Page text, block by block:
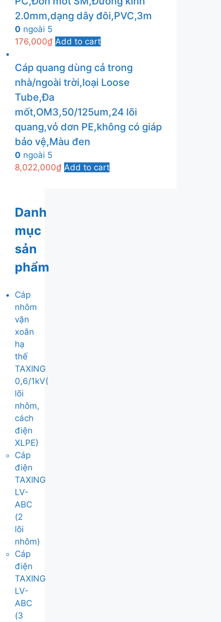
2.0mm,dạng dây đôi,PVC,3m
0 ngoài 5
176,000₫ Add to cart
Cáp quang dùng cả trong
nhà/ngoài trời,loại Loose
Tube,Đa
mốt,OM3,50/125um,24 lõi
quang,vỏ dơn PE,không có giáp
bảo vệ,Màu đen
0 ngoài 5
8,022,000₫ Add to cart
Danh
mục
sản
phẩm
Cáp
nhôm
vặn
xoắn
hạ
thế
TAXING
0,6/1kV(
lõi
nhôm,
cách
điện
XLPE)
Cáp
điện
TAXING
LV-
ABC
(2
lõi
nhôm)
Cáp
điện
TAXING
LV-
ABC
(3